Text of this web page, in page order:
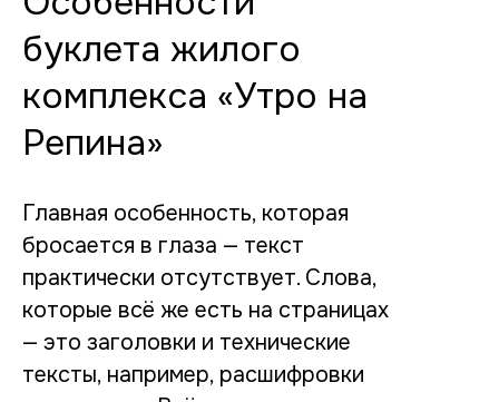
буклета жилого
комплекса «Утро на
Репина»
Главная особенность, которая
бросается в глаза — текст
практически отсутствует. Слова,
которые всё же есть на страницах
— это заголовки и технические
тексты, например, расшифровки